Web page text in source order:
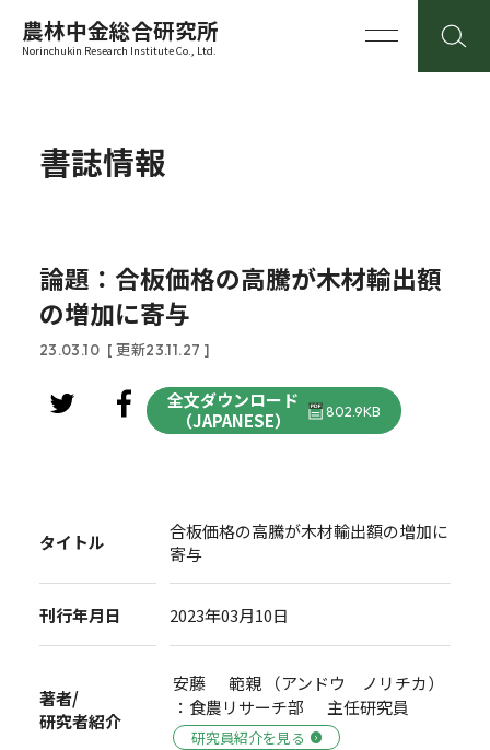
農林中金総合研究所
Norinchukin Research Institute Co., Ltd.
書誌情報
論題：合板価格の高騰が木材輸出額
の増加に寄与
23.03.10 [ 更新23.11.27 ]
全文ダウンロード
（JAPANESE）
802.9KB
タイトル
合板価格の高騰が木材輸出額の増加に
寄与
刊行年月日 2023年03月10日
著者/
研究者紹介
安藤 範親 （アンドウ ノリチカ）
：食農リサーチ部 主任研究員
研究員紹介を見る